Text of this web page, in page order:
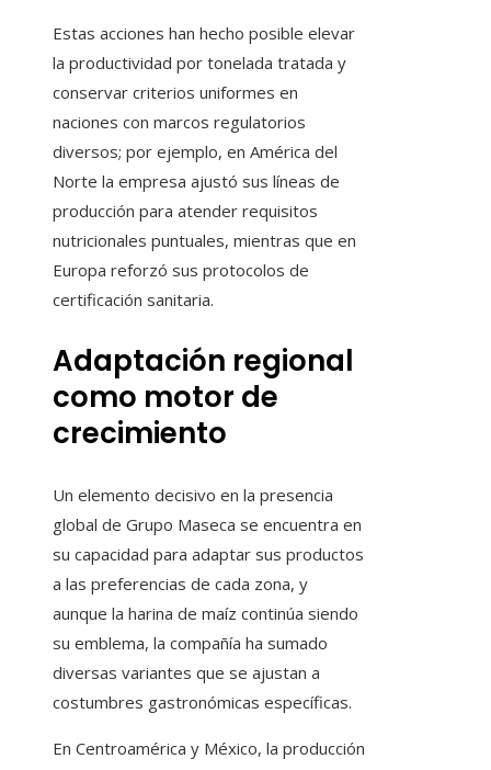
Estas acciones han hecho posible elevar
la productividad por tonelada tratada y
conservar criterios uniformes en
naciones con marcos regulatorios
diversos; por ejemplo, en América del
Norte la empresa ajustó sus líneas de
producción para atender requisitos
nutricionales puntuales, mientras que en
Europa reforzó sus protocolos de
certificación sanitaria.
Adaptación regional
como motor de
crecimiento
Un elemento decisivo en la presencia
global de Grupo Maseca se encuentra en
su capacidad para adaptar sus productos
a las preferencias de cada zona, y
aunque la harina de maíz continúa siendo
su emblema, la compañía ha sumado
diversas variantes que se ajustan a
costumbres gastronómicas específicas.
En Centroamérica y México, la producción